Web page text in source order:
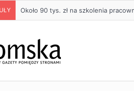
Około 90 tys. zł na szkolenia